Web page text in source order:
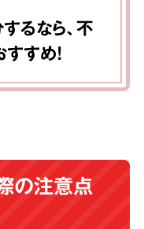
るなら、不
すめ！
の注意点